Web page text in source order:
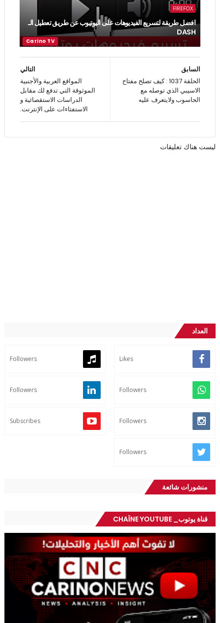
FIREFOX
افضل طريقة لتسريع الفيديوهات على اليوتيوب عن طريق تعطيل الـ
DASH
التالي
المواقع العربية والأجنبية
الموثوقة التي تدفع لك مقابل
الدراسات الاستقصائية و
الاستفتاءات على الإنترنت.
السابق
الحلقة 1037 : كيف تصلح مفتاح
الاسيبي الذي توصله مع
الحاسوب ولايتعرف عليه
ليست هناك تعليقات
العداد
Likes
Followers
Followers
Followers
Followers
Subscribes
Followers
منشورات شائعة
قناة يوتوب_ CHAÎNE YOUTUBE